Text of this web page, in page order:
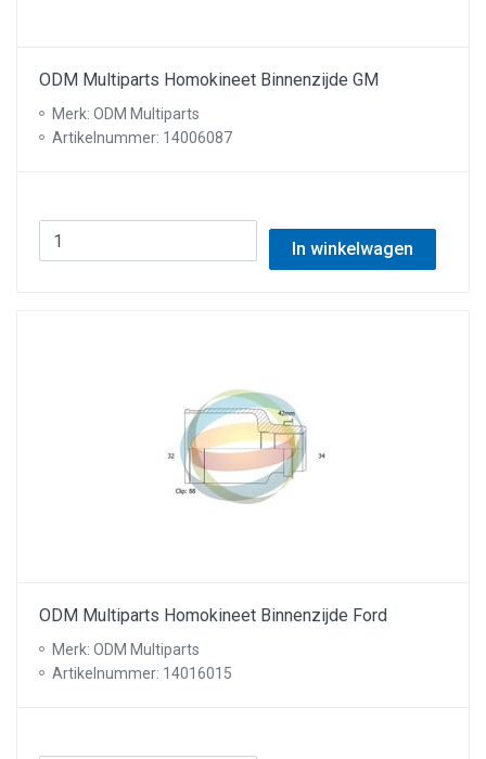
ODM Multiparts Homokineet Binnenzijde GM
Merk: ODM Multiparts
Artikelnummer: 14006087
In winkelwagen
ODM Multiparts Homokineet Binnenzijde Ford
Merk: ODM Multiparts
Artikelnummer: 14016015